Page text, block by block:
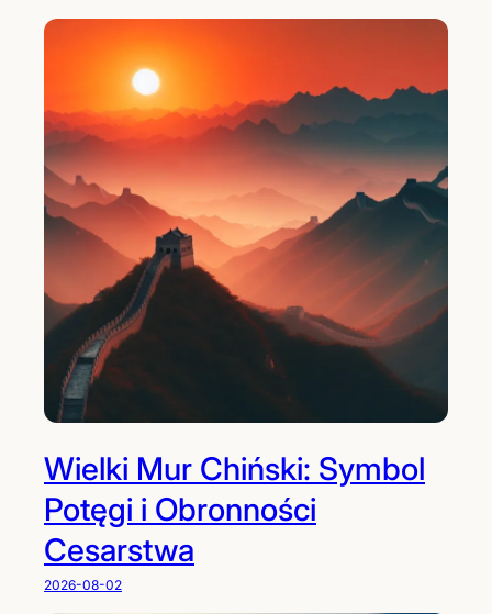
Wielki Mur Chiński: Symbol
Potęgi i Obronności
Cesarstwa
2026-08-02